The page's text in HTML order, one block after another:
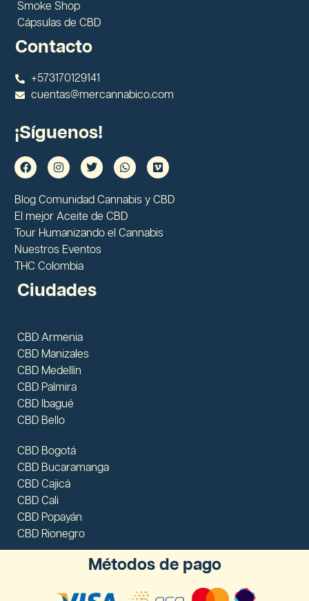
Smoke Shop
Cápsulas de CBD
Contacto
+573170129141
cuentas@mercannabico.com
¡Síguenos!
Blog Comunidad Cannabis y CBD
El mejor Aceite de CBD
Tour Humanizando el Cannabis
Nuestros Eventos
THC Colombia
Ciudades
CBD Armenia
CBD Manizales
CBD Medellín
CBD Palmira
CBD Ibagué
CBD Bello
CBD Bogotá
CBD Bucaramanga
CBD Cajicá
CBD Cali
CBD Popayán
CBD Rionegro
Métodos de pago